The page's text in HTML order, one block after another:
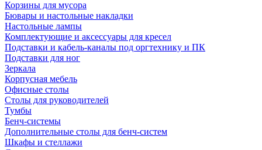
Корзины для мусора
Бювары и настольные накладки
Настольные лампы
Комплектующие и аксессуары для кресел
Подставки и кабель-каналы под оргтехнику и ПК
Подставки для ног
Зеркала
Корпусная мебель
Офисные столы
Столы для руководителей
Тумбы
Бенч-системы
Дополнительные столы для бенч-систем
Шкафы и стеллажи